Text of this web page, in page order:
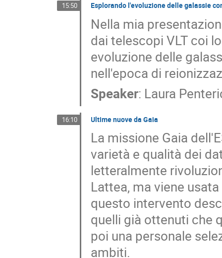
15:50 Esplorando l'evoluzione delle galassie
Nella mia
dai telescopi VLT coi
evoluzione delle
nell'epoca di
Speaker: Laura
16:10 Ultime nuove da Gaia
La missione Gaia
varietà e qualità dei
letteralmente
Lattea, ma viene
questo intervento
quelli già ottenuti che
poi una personale
ambiti.